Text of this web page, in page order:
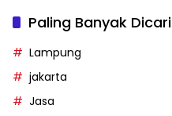
Paling Banyak Dicari
Lampung
jakarta
Jasa